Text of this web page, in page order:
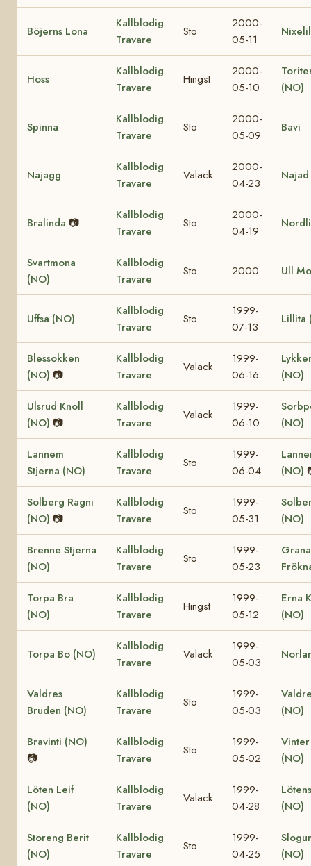
Böjerns Lona
Kallblodig
Travare
Sto
2000-
05-11
Hoss
Kallblodig
Travare
Hingst
2000-
05-10
(NO)
Spinna
Kallblodig
Travare
Sto
2000-
05-09
Bavi
Najagg
Kallblodig
Travare
Valack
2000-
04-23
Najad
Bralinda 📷
Kallblodig
Travare
Sto
2000-
04-19
Svartmona
(NO)
Kallblodig
Travare
Sto 2000 Ull
Uffsa (NO)
Kallblodig
Travare
Sto
1999-
07-13
Lillita
Blessokken
(NO) 📷
Kallblodig
Travare
Valack
1999-
06-16
(NO)
Ulsrud Knoll
(NO) 📷
Kallblodig
Travare
Valack
1999-
06-10
(NO)
Lannem
Stjerna (NO)
Kallblodig
Travare
Sto
1999-
06-04
(NO)
Solberg Ragni
(NO) 📷
Kallblodig
Travare
Sto
1999-
05-31
(NO)
Brenne Stjerna
(NO)
Kallblodig
Travare
Sto
1999-
05-23
Torpa Bra
(NO)
Kallblodig
Travare
Hingst
1999-
05-12
Erna
(NO)
Torpa Bo (NO)
Kallblodig
Travare
Valack
1999-
05-03
Valdres
Bruden (NO)
Kallblodig
Travare
Sto
1999-
05-03
(NO)
Bravinti (NO)
📷
Kallblodig
Travare
Sto
1999-
05-02
(NO)
Löten Leif
(NO)
Kallblodig
Travare
Valack
1999-
04-28
(NO)
Storeng Berit
(NO)
Kallblodig
Travare
Sto
1999-
04-25
(NO)